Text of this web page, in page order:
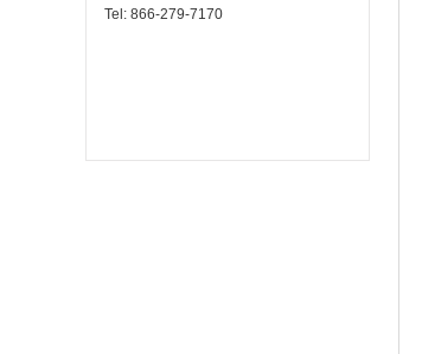
Tel: 866-279-7170